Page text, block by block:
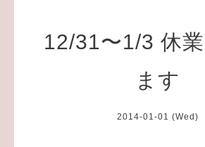
12/31〜1/3 休
ます
2014-01-01 (Wed)